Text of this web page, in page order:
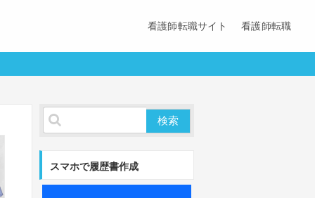
看護師転職サイト 看護師転職
スマホで履歴書作成